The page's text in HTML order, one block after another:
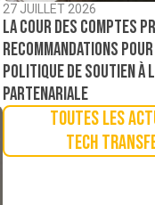
27 JUILLET 2026
La Cour des comptes
recommandations
politique de soutien à
partenariale
Toutes les
Tech